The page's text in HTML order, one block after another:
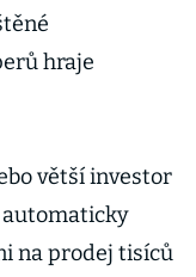
hraje
větší investor
automaticky
na prodej tisíců